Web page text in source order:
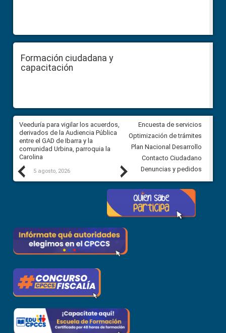
Formación ciudadana y
capacitación
Previous
Veeduría para vigilar los acuerdos,
derivados de la Audiencia Pública
entre el GAD de Ibarra y la
comunidad Urbina, parroquia la
Carolina
5 agosto, 2026
CPCCS convoca a Veeduría
Ciudadana para vigilar el
en la Universidad de Cuenca
5 agosto, 2026
Next
Encuesta de servicios
Optimización de trámites
Plan Nacional Desarrollo
Contacto Ciudadano
Denuncias y pedidos